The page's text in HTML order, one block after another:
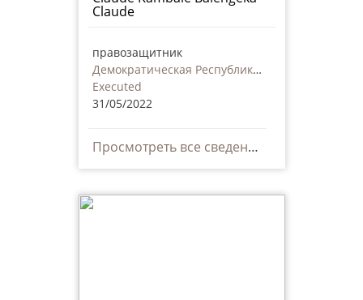
Claude
правозащитник
Демократическая Республика Конго
Executed
31/05/2022
Просмотреть все сведения